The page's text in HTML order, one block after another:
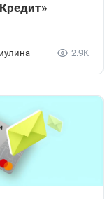
2.9K